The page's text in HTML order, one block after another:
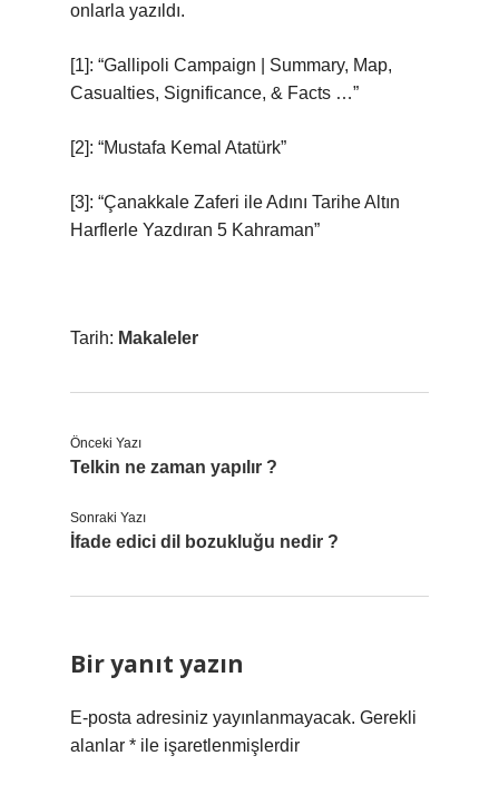
onlarla yazıldı.
[1]: “Gallipoli Campaign | Summary, Map,
Casualties, Significance, & Facts …”
[2]: “Mustafa Kemal Atatürk”
[3]: “Çanakkale Zaferi ile Adını Tarihe Altın
Harflerle Yazdıran 5 Kahraman”
Tarih: Makaleler
Önceki Yazı
Telkin ne zaman yapılır ?
Sonraki Yazı
İfade edici dil bozukluğu nedir ?
Bir yanıt yazın
E-posta adresiniz yayınlanmayacak. Gerekli
alanlar * ile işaretlenmişlerdir